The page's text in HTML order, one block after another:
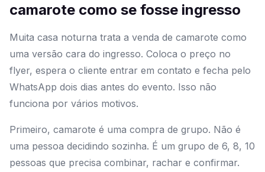
camarote como se fosse ingresso
Muita casa noturna trata a venda de camarote como
uma versão cara do ingresso. Coloca o preço no
flyer, espera o cliente entrar em contato e fecha pelo
WhatsApp dois dias antes do evento. Isso não
funciona por vários motivos.
Primeiro, camarote é uma compra de grupo. Não é
uma pessoa decidindo sozinha. É um grupo de 6, 8, 10
pessoas que precisa combinar, rachar e confirmar.